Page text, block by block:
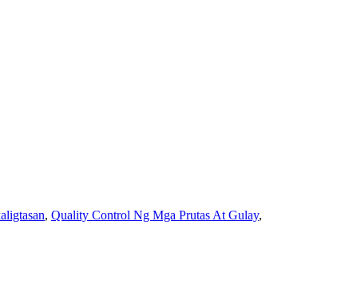
, Quality Control Ng Mga Prutas At Gulay,